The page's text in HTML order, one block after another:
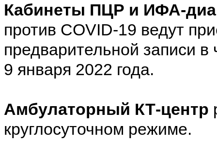
Кабинеты ПЦР и ИФА-
против COVID-19 ведут
предварительной записи
9 января 2022 года.
Амбулаторный КТ-центр
круглосуточном режиме.